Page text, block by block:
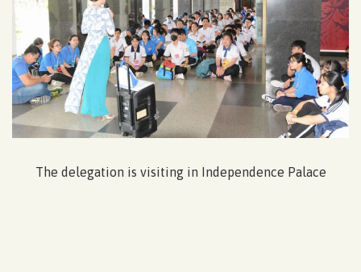
The delegation is visiting in Independence Palace